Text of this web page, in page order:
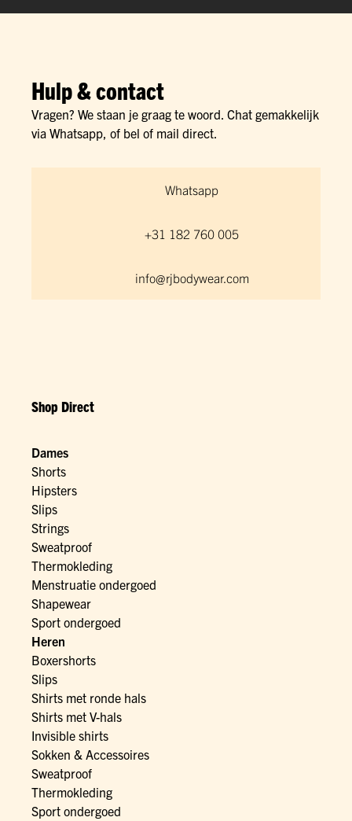
Hulp & contact
Vragen? We staan je graag te woord. Chat gemakkelijk
via Whatsapp, of bel of mail direct.
Whatsapp
+31 182 760 005
info@rjbodywear.com
Shop Direct
Dames
Shorts
Hipsters
Slips
Strings
Sweatproof
Thermokleding
Menstruatie ondergoed
Shapewear
Sport ondergoed
Heren
Boxershorts
Slips
Shirts met ronde hals
Shirts met V-hals
Invisible shirts
Sokken & Accessoires
Sweatproof
Thermokleding
Sport ondergoed